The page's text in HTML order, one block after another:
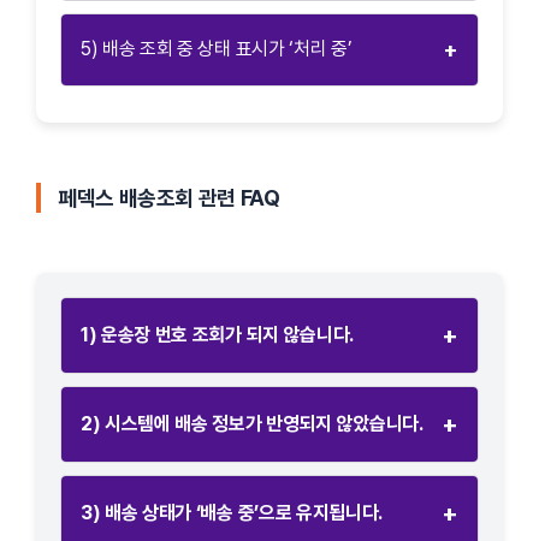
5) 배송 조회 중 상태 표시가 ‘처리 중’ +
페덱스 배송조회 관련 FAQ
1) 운송장 번호 조회가 되지 않습니다. +
2) 시스템에 배송 정보가 반영되지 않았습니다. +
3) 배송 상태가 ‘배송 중’으로 유지됩니다. +